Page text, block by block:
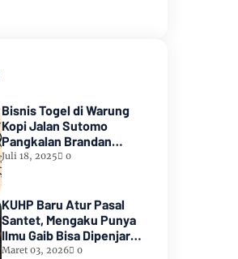
Bisnis Togel di Warung
Kopi Jalan Sutomo
Pangkalan Brandan
Diduga Kebal Hukum
Juli 18, 2025 0
KUHP Baru Atur Pasal
Santet, Mengaku Punya
Ilmu Gaib Bisa Dipenjara
1,5 Tahun
Maret 03, 2026 0